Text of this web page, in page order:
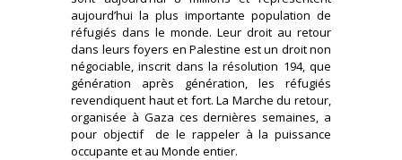
aujourd’hui la plus importante population de
réfugiés dans le monde. Leur droit au retour
dans leurs foyers en Palestine est un droit non
négociable, inscrit dans la résolution 194, que
génération après génération, les réfugiés
revendiquent haut et fort. La Marche du retour,
organisée à Gaza ces dernières semaines, a
pour objectif de le rappeler à la puissance
occupante et au Monde entier.